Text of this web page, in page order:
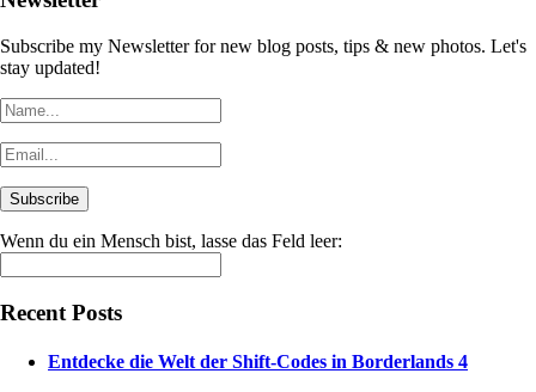
Subscribe my Newsletter for new blog posts, tips & new photos. Let's
stay updated!
Wenn du ein Mensch bist, lasse das Feld leer:
Recent Posts
Entdecke die Welt der Shift-Codes in Borderlands 4